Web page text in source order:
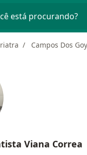
está procurando?
Campos Dos
Viana Correa